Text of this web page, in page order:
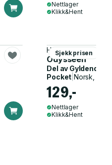
Nettlager
Klikk&Hent
Sjekk prisen
Homer, John
Odysseen
Del av Gyldendal
Pocket |Norsk,
129,-
Nettlager
Klikk&Hent